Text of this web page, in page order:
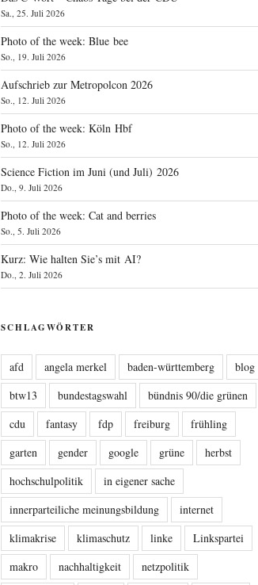
Sa., 25. Juli 2026
Photo of the week: Blue bee
So., 19. Juli 2026
Aufschrieb zur Metropolcon 2026
So., 12. Juli 2026
Photo of the week: Köln Hbf
So., 12. Juli 2026
Science Fiction im Juni (und Juli) 2026
Do., 9. Juli 2026
Photo of the week: Cat and berries
So., 5. Juli 2026
Kurz: Wie halten Sie’s mit AI?
Do., 2. Juli 2026
SCHLAGWÖRTER
afd angela merkel baden-württemberg
blog
btw13
bundestagswahl
bündnis 90/die grünen
cdu
fantasy fdp freiburg
frühling
garten
gender google grüne
herbst
hochschulpolitik
in eigener sache
innerparteiliche meinungsbildung
internet
klimakrise
klimaschutz linke
Linkspartei
makro
nachhaltigkeit
netzpolitik